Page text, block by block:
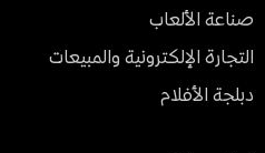
صناعة الألعاب
التجارة الإلكترونية والمبيعات
دبلجة الأفلام